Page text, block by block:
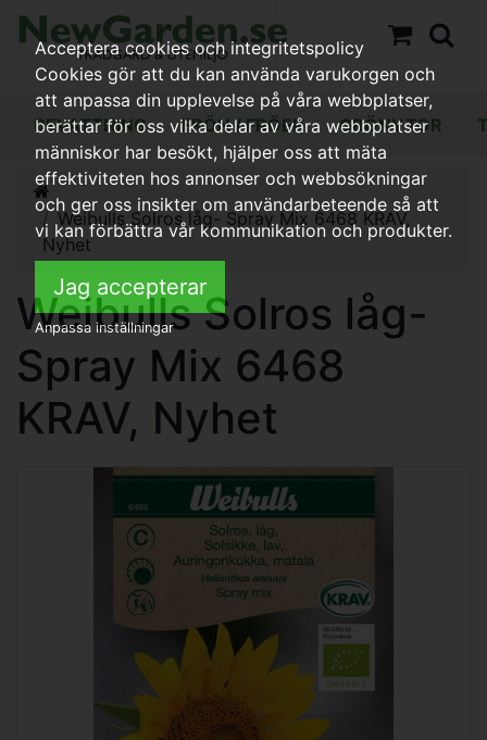
BEVATTNING FRÖN / FRÖER GRÖNYTOR
Weibulls Solros låg- Spray Mix 6468 KRAV,
Nyhet
Weibulls Solros låg-
Spray Mix 6468
KRAV, Nyhet
Acceptera cookies och integritetspolicy
Cookies gör att du kan använda varukorgen och
att anpassa din upplevelse på våra webbplatser,
berättar för oss vilka delar av våra webbplatser
människor har besökt, hjälper oss att mäta
effektiviteten hos annonser och webbsökningar
och ger oss insikter om användarbeteende så att
vi kan förbättra vår kommunikation och produkter.
Jag accepterar
Anpassa inställningar